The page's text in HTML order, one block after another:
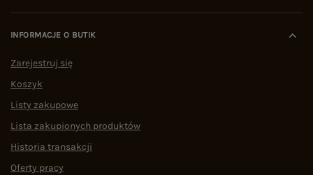
INFORMACJE O BUTIK
Zarejestruj się
Koszyk
Listy zakupowe
Lista zakupionych produktów
Historia transakcji
Oferty pracy